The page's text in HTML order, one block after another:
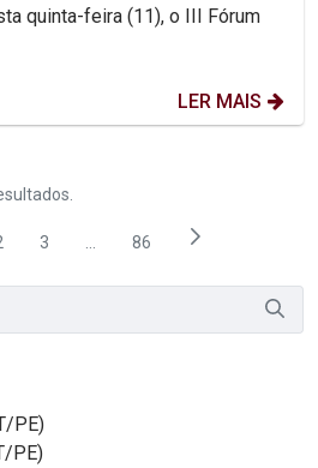
quinta-feira (11), o III Fórum
LER MAIS
Página
3 Páginas intermediárias Usar
Página
86
PE)
PE)